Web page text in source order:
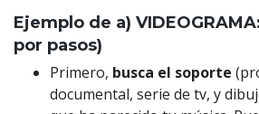
Ejemplo de a)
por pasos)
Primero, busca el soporte
documental, serie de tv, y